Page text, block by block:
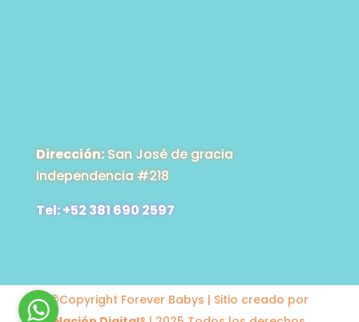
Dirección:San José de gracia
Independencia #218
Tel: +52 381 690 2597
©Copyright Forever Babys | Sitio creado por